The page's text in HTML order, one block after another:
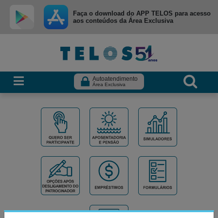
Ir para menu principal
Ir para conteúdo
Faça o download do APP TELOS para acesso
aos conteúdos da Área Exclusiva
Autoatendimento
Área Exclusiva